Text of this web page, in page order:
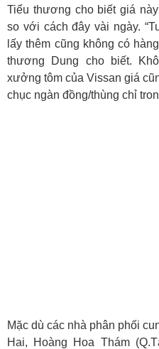
Tiểu thương cho biết giá
so với cách đây vài ngày.
lấy thêm cũng không có
thương Dung cho biết.
xưởng tôm của Vissan giá
chục ngàn đồng/thùng chỉ
Mặc dù các nhà phân phối
Hai, Hoàng Hoa Thám